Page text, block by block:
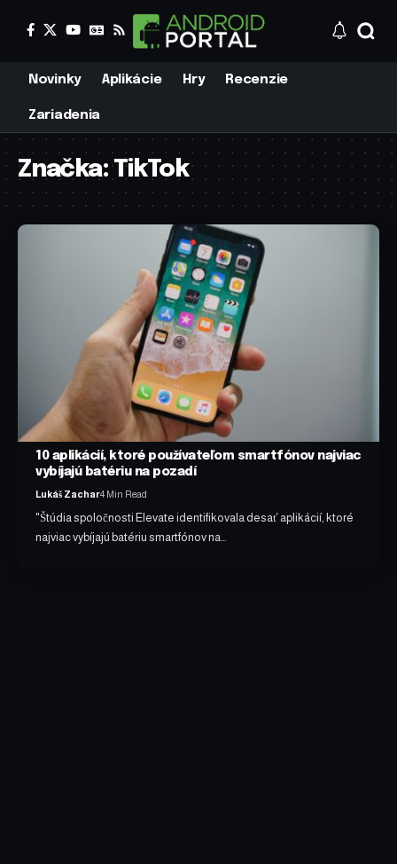
Novinky Aplikácie Hry Recenzie
Zariadenia
Značka:TikTok
10 aplikácií, ktoré používateľom smartfónov najviac
vybíjajú batériu na pozadí
Lukáš Zachar4 Min Read
"Štúdia spoločnosti Elevate identifikovala desať aplikácií, ktoré
najviac vybíjajú batériu smartfónov na…